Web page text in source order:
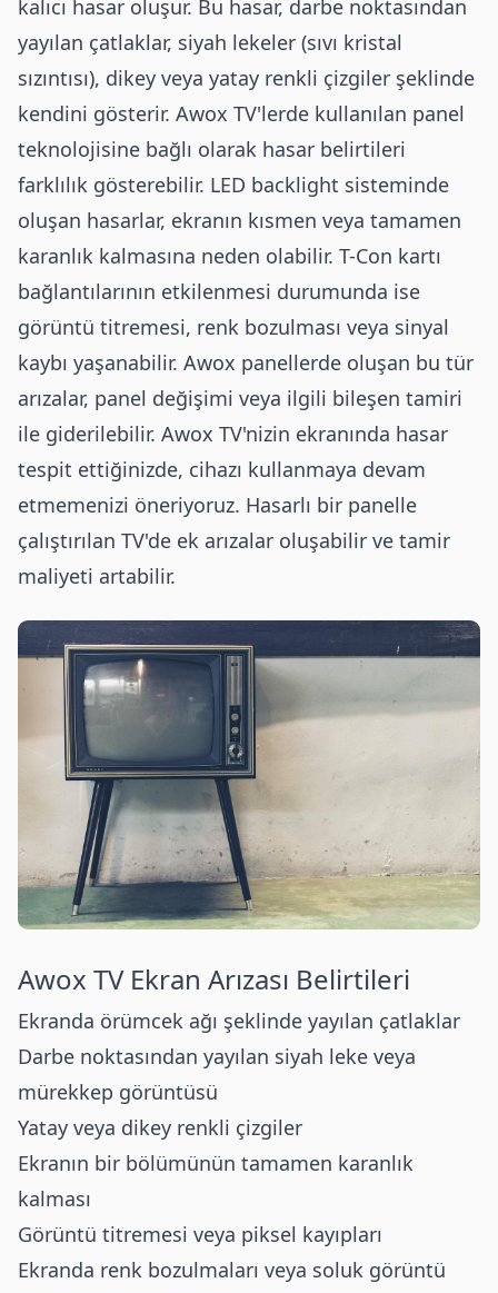
kalıcı hasar oluşur. Bu hasar, darbe noktasından
yayılan çatlaklar, siyah lekeler (sıvı kristal
sızıntısı), dikey veya yatay renkli çizgiler şeklinde
kendini gösterir. Awox TV'lerde kullanılan panel
teknolojisine bağlı olarak hasar belirtileri
farklılık gösterebilir. LED backlight sisteminde
oluşan hasarlar, ekranın kısmen veya tamamen
karanlık kalmasına neden olabilir. T-Con kartı
bağlantılarının etkilenmesi durumunda ise
görüntü titremesi, renk bozulması veya sinyal
kaybı yaşanabilir. Awox panellerde oluşan bu tür
arızalar, panel değişimi veya ilgili bileşen tamiri
ile giderilebilir. Awox TV'nizin ekranında hasar
tespit ettiğinizde, cihazı kullanmaya devam
etmemenizi öneriyoruz. Hasarlı bir panelle
çalıştırılan TV'de ek arızalar oluşabilir ve tamir
maliyeti artabilir.
Awox TV Ekran Arızası Belirtileri
Ekranda örümcek ağı şeklinde yayılan çatlaklar
Darbe noktasından yayılan siyah leke veya
mürekkep görüntüsü
Yatay veya dikey renkli çizgiler
Ekranın bir bölümünün tamamen karanlık
kalması
Görüntü titremesi veya piksel kayıpları
Ekranda renk bozulmaları veya soluk görüntü